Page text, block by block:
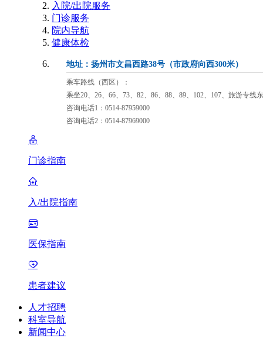
入院/出院服务
门诊服务
院内导航
健康体检
地址：扬州市文昌西路38号（市政府向西300米）
乘车路线（西区）：
乘坐20、26、66、73、82、86、88、89、102、107、旅游专线
咨询电话1：0514-87959000
咨询电话2：0514-87969000
门诊指南
入/出院指南
医保指南
患者建议
人才招聘
科室导航
新闻中心